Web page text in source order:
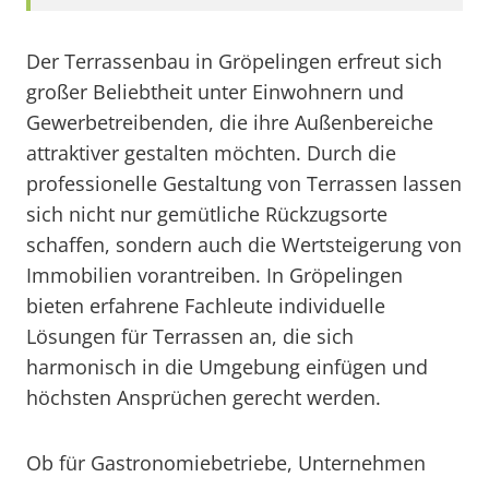
Der Terrassenbau in Gröpelingen erfreut sich
großer Beliebtheit unter Einwohnern und
Gewerbetreibenden, die ihre Außenbereiche
attraktiver gestalten möchten. Durch die
professionelle Gestaltung von Terrassen lassen
sich nicht nur gemütliche Rückzugsorte
schaffen, sondern auch die Wertsteigerung von
Immobilien vorantreiben. In Gröpelingen
bieten erfahrene Fachleute individuelle
Lösungen für Terrassen an, die sich
harmonisch in die Umgebung einfügen und
höchsten Ansprüchen gerecht werden.
Ob für Gastronomiebetriebe, Unternehmen